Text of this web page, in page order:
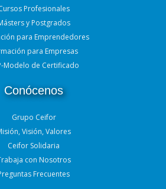
Profesionales
y Postgrados
para Emprendedores
para Empresas
Modelo de Certificado
Conócenos
Grupo Ceifor
Visión, Valores
Ceifor Solidaria
con Nosotros
Frecuentes